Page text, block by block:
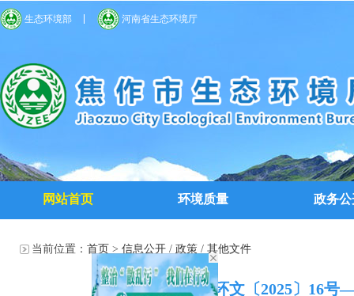
生态环境部 河南省生态环境厅
网站首页 环境质量 政务公
当前位置： 首页 > 信息公开 / 政策 / 其他文件
焦环文〔2025〕16号